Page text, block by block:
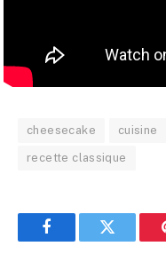
cheesecake cuisine
recette classique
FacebookTwitter